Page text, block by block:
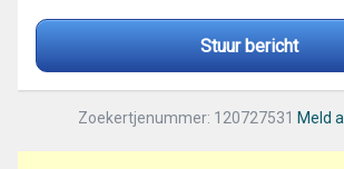
Stuur bericht
Zoekertjenummer: 120727531 Meld